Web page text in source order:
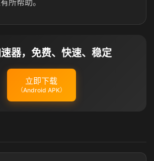
所帮助。
器，免费、快速、稳定
立即下载
（Android APK）